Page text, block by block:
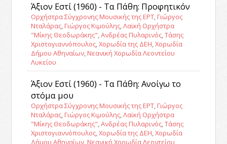
Άξιον Εστί (1960) - Τα Πάθη: Προφητικόν
Ορχήστρα Σύγχρονης Μουσικής της ΕΡΤ, Γιώργος
Νταλάρας, Γιώργος Κιμούλης,Λαϊκή Ορχήστρα
"Μίκης Θεοδωράκης",Ανδρέας Πυλαρινός,Τάσης
Χριστογιαννόπουλος,Χορωδία της ΔΕΗ,Χορωδία
Δήμου Αθηναίων, Νεανική Χορωδία Λεοντείου
Λυκείου
Άξιον Εστί (1960) - Τα Πάθη: Ανοίγω το
στόμα μου
Ορχήστρα Σύγχρονης Μουσικής της ΕΡΤ, Γιώργος
Νταλάρας, Γιώργος Κιμούλης,Λαϊκή Ορχήστρα
"Μίκης Θεοδωράκης",Ανδρέας Πυλαρινός,Τάσης
Χριστογιαννόπουλος,Χορωδία της ΔΕΗ,Χορωδία
Δήμου Αθηναίων, Νεανική Χορωδία Λεοντείου